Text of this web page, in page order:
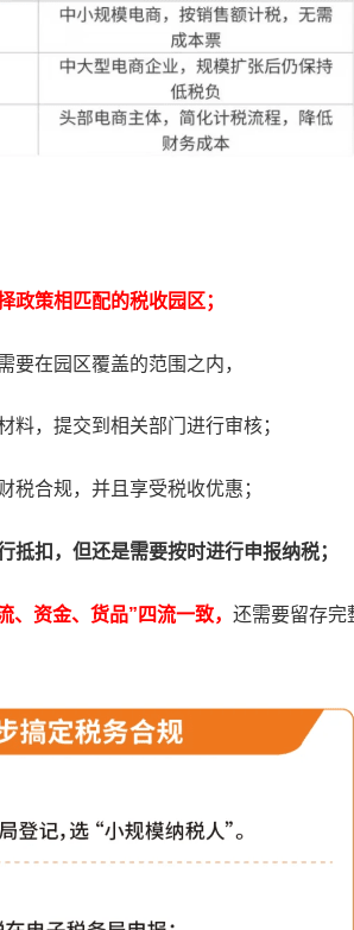
政策相匹配的税收园区；
要在园区覆盖的范围之内，
，提交到相关部门进行审核；
合规，并且享受税收优惠；
抵扣，但还是需要按时进行申报纳税；
、资金、货品”四流一致， 还需要留存完